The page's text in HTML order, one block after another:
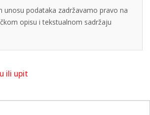
unosu podataka zadržavamo pravo na
opisu i tekstualnom sadržaju
ili upit